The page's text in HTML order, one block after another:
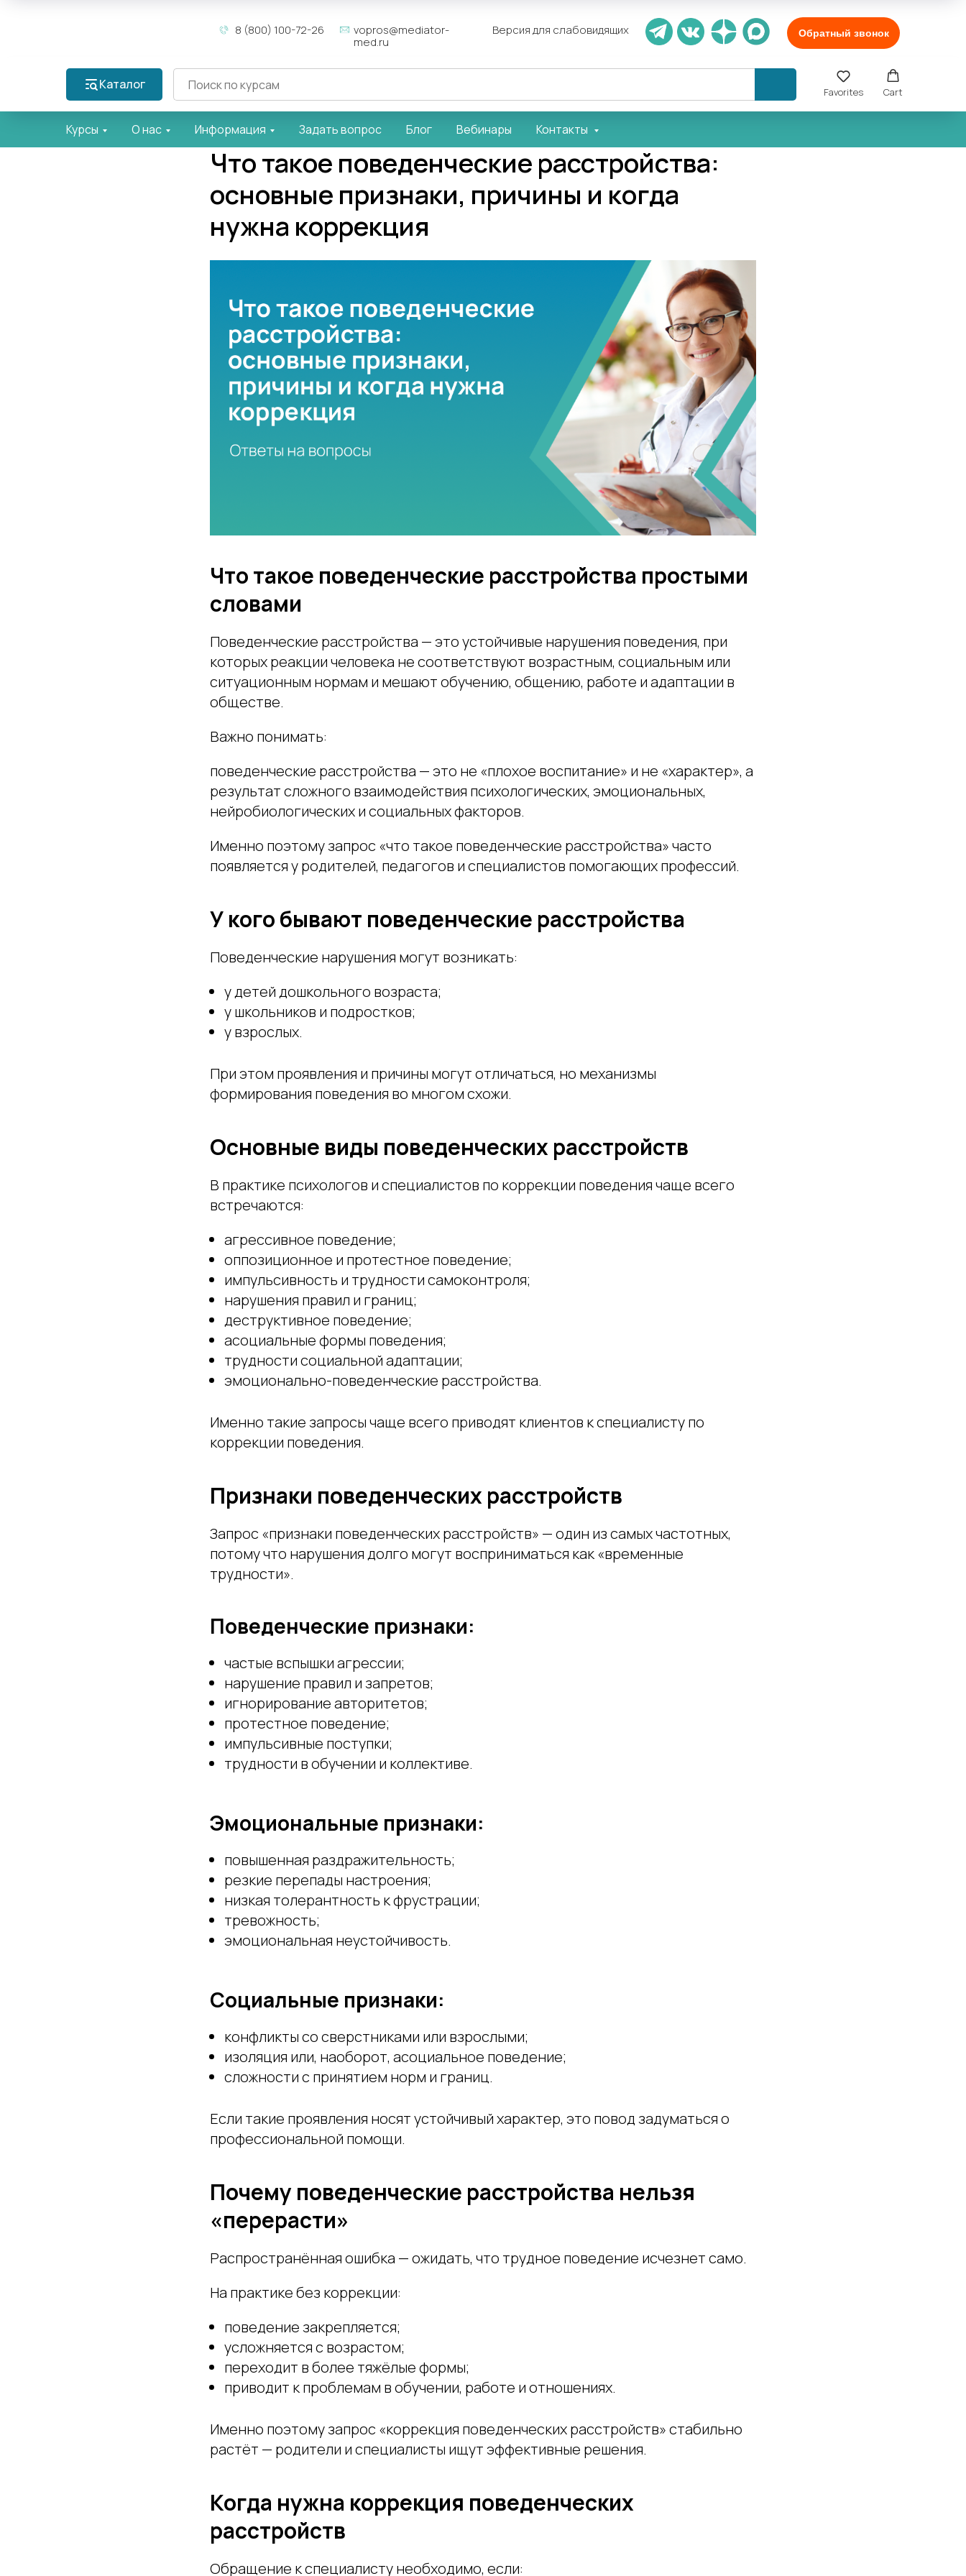
Версия для слабовидящих Обратный звонок
8 (800) 100-72-26
vopros@mediator-
med.ru
Каталог Favorites Cart
Курсы О нас Информация Задать вопрос Блог Вебинары Контакты
Что такое поведенческие расстройства:
основные признаки, причины и когда
нужна коррекция
Что такое поведенческие расстройства простыми
словами
Поведенческие расстройства — это устойчивые нарушения поведения, при
которых реакции человека не соответствуют возрастным, социальным или
ситуационным нормам и мешают обучению, общению, работе и адаптации в
обществе.
Важно понимать:
поведенческие расстройства — это не «плохое воспитание» и не «характер», а
результат сложного взаимодействия психологических, эмоциональных,
нейробиологических и социальных факторов.
Именно поэтому запрос «что такое поведенческие расстройства» часто
появляется у родителей, педагогов и специалистов помогающих профессий.
У кого бывают поведенческие расстройства
Поведенческие нарушения могут возникать:
у детей дошкольного возраста;
у школьников и подростков;
у взрослых.
При этом проявления и причины могут отличаться, но механизмы
формирования поведения во многом схожи.
Основные виды поведенческих расстройств
В практике психологов и специалистов по коррекции поведения чаще всего
встречаются:
агрессивное поведение;
оппозиционное и протестное поведение;
импульсивность и трудности самоконтроля;
нарушения правил и границ;
деструктивное поведение;
асоциальные формы поведения;
трудности социальной адаптации;
эмоционально-поведенческие расстройства.
Именно такие запросы чаще всего приводят клиентов к специалисту по
коррекции поведения.
Признаки поведенческих расстройств
Запрос «признаки поведенческих расстройств» — один из самых частотных,
потому что нарушения долго могут восприниматься как «временные
трудности».
Поведенческие признаки:
частые вспышки агрессии;
нарушение правил и запретов;
игнорирование авторитетов;
протестное поведение;
импульсивные поступки;
трудности в обучении и коллективе.
Эмоциональные признаки:
повышенная раздражительность;
резкие перепады настроения;
низкая толерантность к фрустрации;
тревожность;
эмоциональная неустойчивость.
Социальные признаки:
конфликты со сверстниками или взрослыми;
изоляция или, наоборот, асоциальное поведение;
сложности с принятием норм и границ.
Если такие проявления носят устойчивый характер, это повод задуматься о
профессиональной помощи.
Почему поведенческие расстройства нельзя
«перерасти»
Распространённая ошибка — ожидать, что трудное поведение исчезнет само.
На практике без коррекции:
поведение закрепляется;
усложняется с возрастом;
переходит в более тяжёлые формы;
приводит к проблемам в обучении, работе и отношениях.
Именно поэтому запрос «коррекция поведенческих расстройств» стабильно
растёт — родители и специалисты ищут эффективные решения.
Когда нужна коррекция поведенческих
расстройств
Обращение к специалисту необходимо, если: